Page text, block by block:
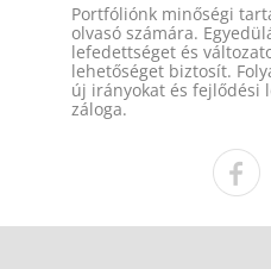
Portfóliónk minőségi
olvasó számára.
lefedettséget és
lehetőséget biztosít.
új irányokat és fejlődési
záloga.